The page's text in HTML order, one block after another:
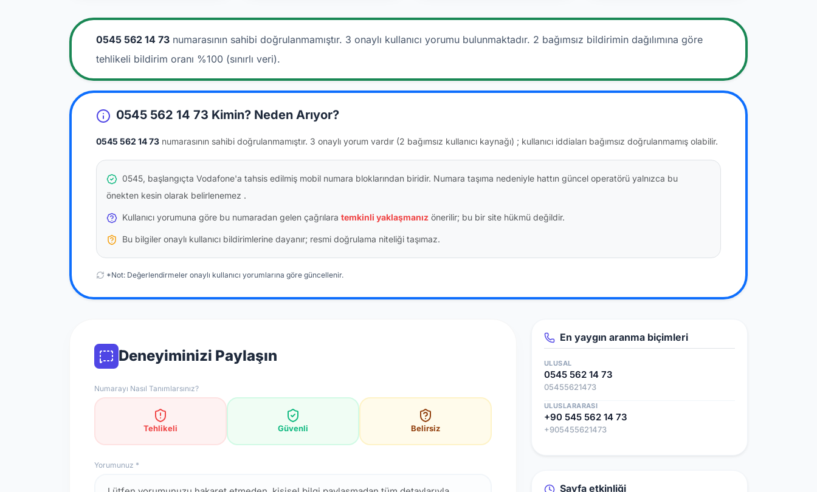
0545 562 14 73 numarasının sahibi doğrulanmamıştır. 3 onaylı kullanıcı yorumu bulunmaktadır. 2 bağımsız bildirimin dağılımına göre
tehlikeli bildirim oranı %100 (sınırlı veri).
0545 562 14 73 Kimin? Neden Arıyor?
0545 562 14 73 numarasının sahibi doğrulanmamıştır. 3 onaylı yorum vardır (2 bağımsız kullanıcı kaynağı) ; kullanıcı iddiaları bağımsız doğrulanmamış olabilir.
0545, başlangıçta Vodafone'a tahsis edilmiş mobil numara bloklarından biridir. Numara taşıma nedeniyle hattın güncel operatörü yalnızca bu
önekten kesin olarak belirlenemez .
Kullanıcı yorumuna göre bu numaradan gelen çağrılara temkinli yaklaşmanız önerilir; bu bir site hükmü değildir.
Bu bilgiler onaylı kullanıcı bildirimlerine dayanır; resmi doğrulama niteliği taşımaz.
*Not: Değerlendirmeler onaylı kullanıcı yorumlarına göre güncellenir.
Deneyiminizi Paylaşın
Numarayı Nasıl Tanımlarsınız?
Tehlikeli Güvenli Belirsiz
Yorumunuz *
En yaygın aranma biçimleri
ULUSAL
0545 562 14 73
05455621473
ULUSLARARASI
+90 545 562 14 73
+905455621473
Sayfa etkinliği